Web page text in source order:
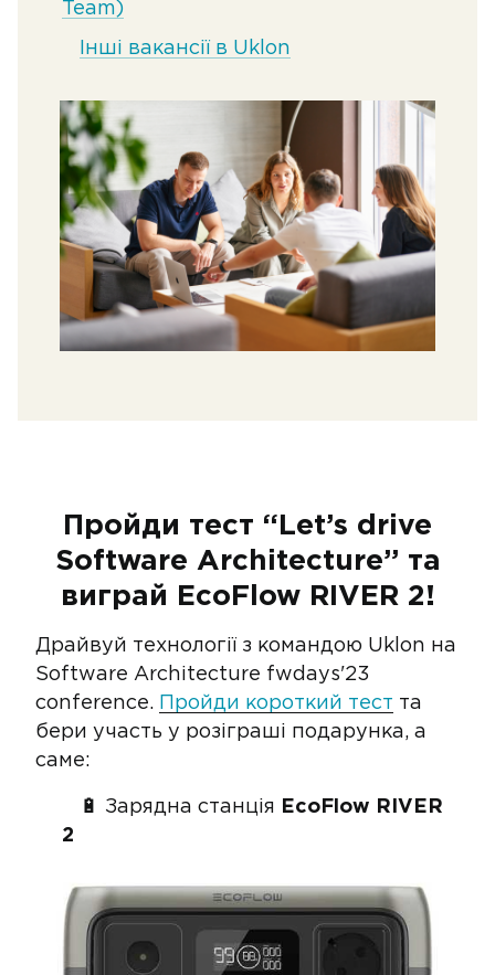
Team)
Інші вакансії в Uklon
Пройди тест “Let’s drive
Software Architecture” та
виграй EcoFlow RIVER 2!
Драйвуй технології з командою Uklon на
Software Architecture fwdays'23
conference.
Пройди короткий тест та
бери участь у розіграші подарунка, а
саме:
🔋 Зарядна станція
EcoFlow RIVER
2